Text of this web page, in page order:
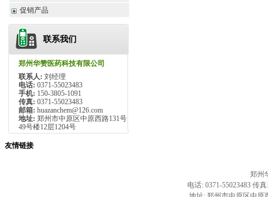
促销产品
联系我们
郑州华赞医药科技有限公司
联系人: 刘经理
电话: 0371-55023483
手机: 150-3805-1091
传真: 0371-55023483
邮箱: huazanchem@126.com
地址: 郑州市中原区中原西路131号
49号楼12层1204号
友情链接
郑州
电话: 0371-55023483 传